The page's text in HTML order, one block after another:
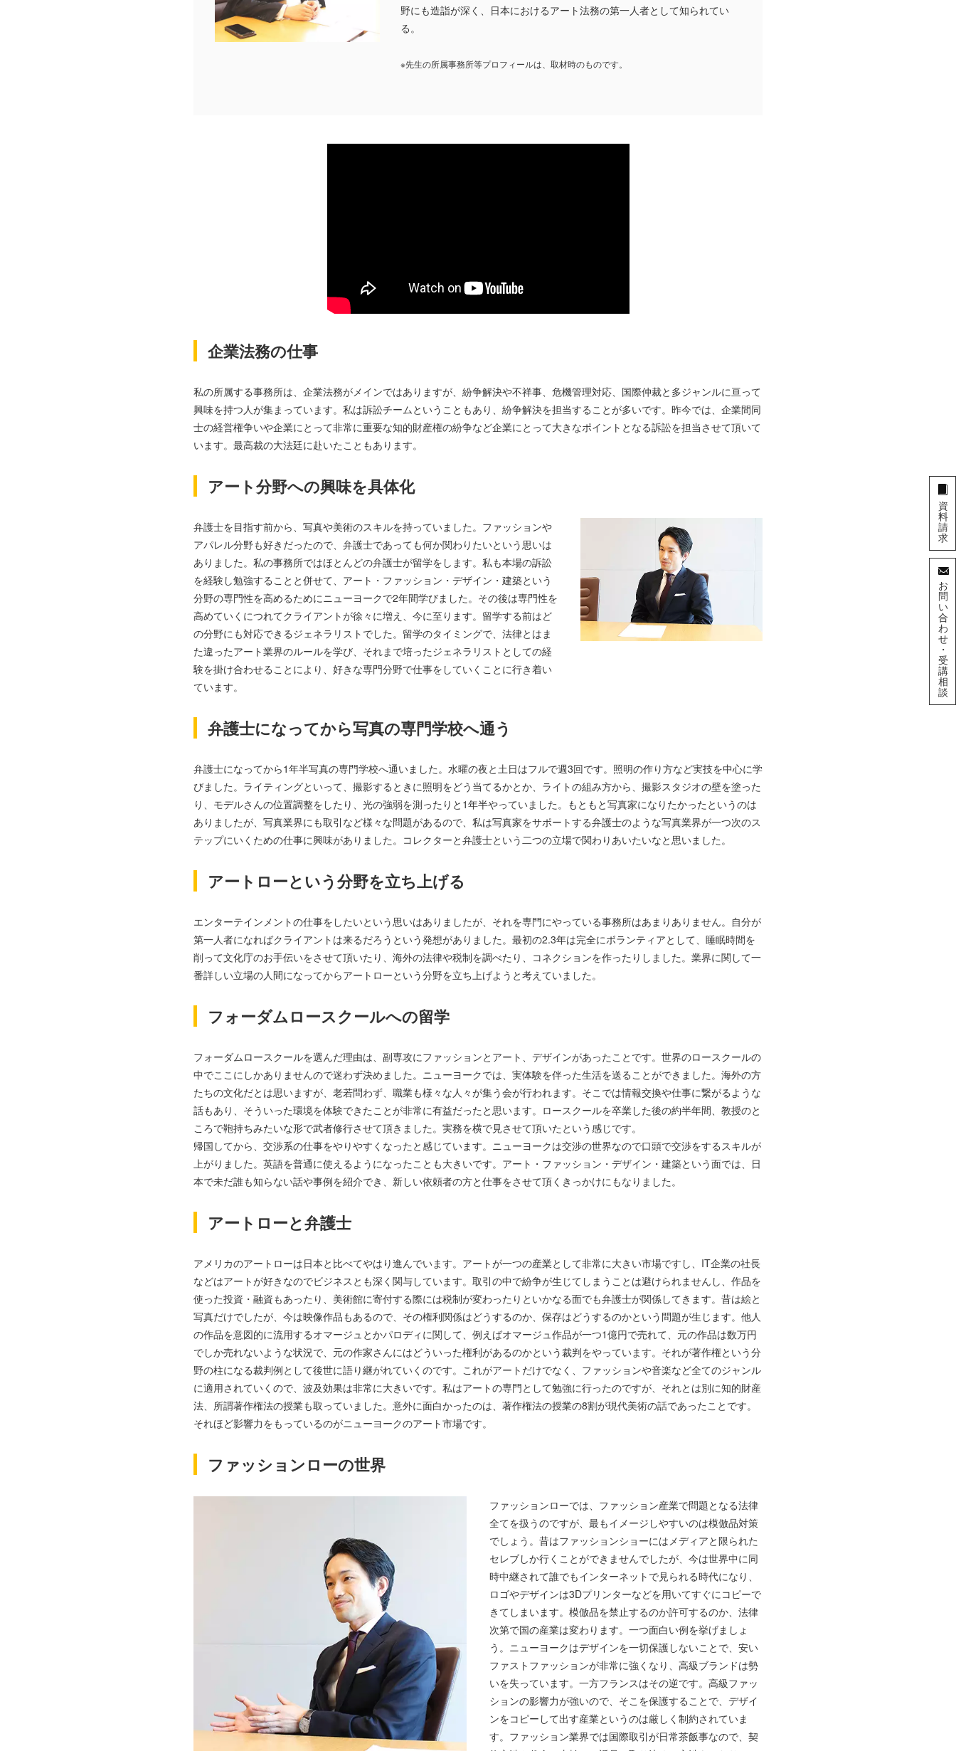
野にも造詣が深く、日本におけるアート法務の第一人者として知られてい
る。
※先生の所属事務所等プロフィールは、取材時のものです。
企業法務の仕事
私の所属する事務所は、企業法務がメインではありますが、紛争解決や不祥事、危機管理対応、国際仲裁と多ジャンルに亘って
興味を持つ人が集まっています。私は訴訟チームということもあり、紛争解決を担当することが多いです。昨今では、企業間同
士の経営権争いや企業にとって非常に重要な知的財産権の紛争など企業にとって大きなポイントとなる訴訟を担当させて頂いて
います。最高裁の大法廷に赴いたこともあります。
アート分野への興味を具体化
弁護士を目指す前から、写真や美術のスキルを持っていました。ファッションや
アパレル分野も好きだったので、弁護士であっても何か関わりたいという思いは
ありました。私の事務所ではほとんどの弁護士が留学をします。私も本場の訴訟
を経験し勉強することと併せて、アート・ファッション・デザイン・建築という
分野の専門性を高めるためにニューヨークで2年間学びました。その後は専門性を
高めていくにつれてクライアントが徐々に増え、今に至ります。留学する前はど
の分野にも対応できるジェネラリストでした。留学のタイミングで、法律とはま
た違ったアート業界のルールを学び、それまで培ったジェネラリストとしての経
験を掛け合わせることにより、好きな専門分野で仕事をしていくことに行き着い
ています。
弁護士になってから写真の専門学校へ通う
弁護士になってから1年半写真の専門学校へ通いました。水曜の夜と土日はフルで週3回です。照明の作り方など実技を中心に学
びました。ライティングといって、撮影するときに照明をどう当てるかとか、ライトの組み方から、撮影スタジオの壁を塗った
り、モデルさんの位置調整をしたり、光の強弱を測ったりと1年半やっていました。もともと写真家になりたかったというのは
ありましたが、写真業界にも取引など様々な問題があるので、私は写真家をサポートする弁護士のような写真業界が一つ次のス
テップにいくための仕事に興味がありました。コレクターと弁護士という二つの立場で関わりあいたいなと思いました。
アートローという分野を立ち上げる
エンターテインメントの仕事をしたいという思いはありましたが、それを専門にやっている事務所はあまりありません。自分が
第一人者になればクライアントは来るだろうという発想がありました。最初の2.3年は完全にボランティアとして、睡眠時間を
削って文化庁のお手伝いをさせて頂いたり、海外の法律や税制を調べたり、コネクションを作ったりしました。業界に関して一
番詳しい立場の人間になってからアートローという分野を立ち上げようと考えていました。
フォーダムロースクールへの留学
フォーダムロースクールを選んだ理由は、副専攻にファッションとアート、デザインがあったことです。世界のロースクールの
中でここにしかありませんので迷わず決めました。ニューヨークでは、実体験を伴った生活を送ることができました。海外の方
たちの文化だとは思いますが、老若問わず、職業も様々な人々が集う会が行われます。そこでは情報交換や仕事に繋がるような
話もあり、そういった環境を体験できたことが非常に有益だったと思います。ロースクールを卒業した後の約半年間、教授のと
ころで鞄持ちみたいな形で武者修行させて頂きました。実務を横で見させて頂いたという感じです。
帰国してから、交渉系の仕事をやりやすくなったと感じています。ニューヨークは交渉の世界なので口頭で交渉をするスキルが
上がりました。英語を普通に使えるようになったことも大きいです。アート・ファッション・デザイン・建築という面では、日
本で未だ誰も知らない話や事例を紹介でき、新しい依頼者の方と仕事をさせて頂くきっかけにもなりました。
アートローと弁護士
アメリカのアートローは日本と比べてやはり進んでいます。アートが一つの産業として非常に大きい市場ですし、IT企業の社長
などはアートが好きなのでビジネスとも深く関与しています。取引の中で紛争が生じてしまうことは避けられませんし、作品を
使った投資・融資もあったり、美術館に寄付する際には税制が変わったりといかなる面でも弁護士が関係してきます。昔は絵と
写真だけでしたが、今は映像作品もあるので、その権利関係はどうするのか、保存はどうするのかという問題が生じます。他人
の作品を意図的に流用するオマージュとかパロディに関して、例えばオマージュ作品が一つ1億円で売れて、元の作品は数万円
でしか売れないような状況で、元の作家さんにはどういった権利があるのかという裁判をやっています。それが著作権という分
野の柱になる裁判例として後世に語り継がれていくのです。これがアートだけでなく、ファッションや音楽など全てのジャンル
に適用されていくので、波及効果は非常に大きいです。私はアートの専門として勉強に行ったのですが、それとは別に知的財産
法、所謂著作権法の授業も取っていました。意外に面白かったのは、著作権法の授業の8割が現代美術の話であったことです。
それほど影響力をもっているのがニューヨークのアート市場です。
ファッションローの世界
ファッションローでは、ファッション産業で問題となる法律
全てを扱うのですが、最もイメージしやすいのは模倣品対策
でしょう。昔はファッションショーにはメディアと限られた
セレブしか行くことができませんでしたが、今は世界中に同
時中継されて誰でもインターネットで見られる時代になり、
ロゴやデザインは3Dプリンターなどを用いてすぐにコピーで
きてしまいます。模倣品を禁止するのか許可するのか、法律
次第で国の産業は変わります。一つ面白い例を挙げましょ
う。ニューヨークはデザインを一切保護しないことで、安い
ファストファッションが非常に強くなり、高級ブランドは勢
いを失っています。一方フランスはその逆です。高級ファッ
ションの影響力が強いので、そこを保護することで、デザイ
ンをコピーして出す産業というのは厳しく制約されていま
す。ファッション業界では国際取引が日常茶飯事なので、契
資
料
請
求
お
問
い
合
わ
せ
・
受
講
相
談